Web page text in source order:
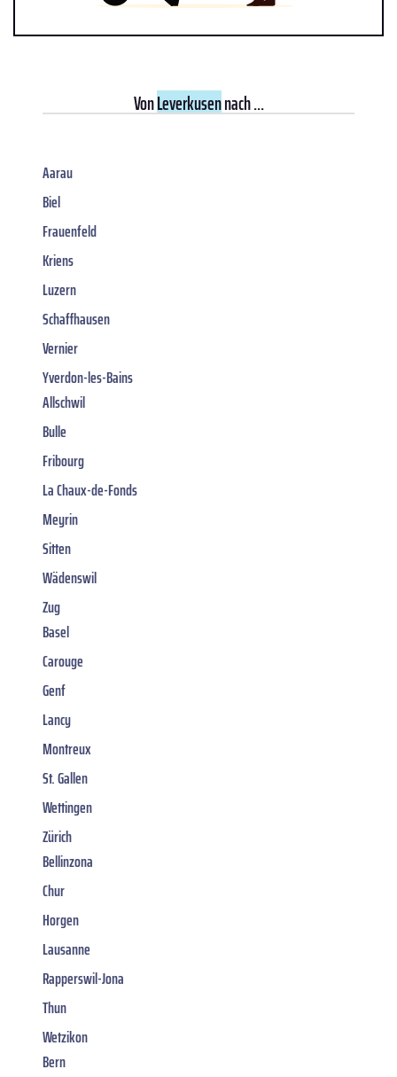
VonLeverkusennach ...
Aarau
Biel
Frauenfeld
Kriens
Luzern
Schaffhausen
Vernier
Yverdon-les-Bains
Allschwil
Bulle
Fribourg
La Chaux-de-Fonds
Meyrin
Sitten
Wädenswil
Zug
Basel
Carouge
Genf
Lancy
Montreux
St. Gallen
Wettingen
Zürich
Bellinzona
Chur
Horgen
Lausanne
Rapperswil-Jona
Thun
Wetzikon
Bern